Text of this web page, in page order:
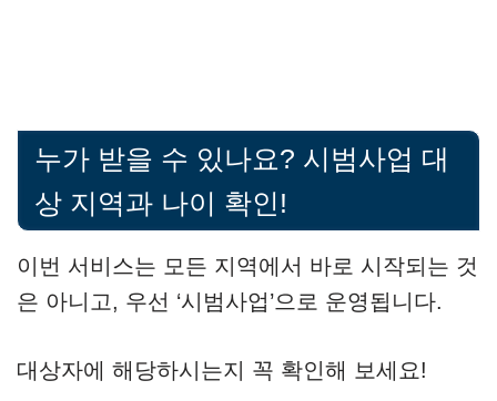
누가 받을 수 있나요? 시범사업 대
상 지역과 나이 확인!
이번 서비스는 모든 지역에서 바로 시작되는 것
은 아니고, 우선 ‘시범사업’으로 운영됩니다.
대상자에 해당하시는지 꼭 확인해 보세요!